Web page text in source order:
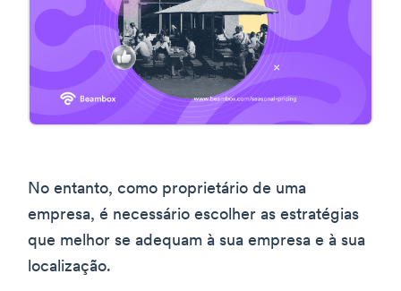
No entanto, como proprietário de uma
empresa, é necessário escolher as estratégias
que melhor se adequam à sua empresa e à sua
localização.